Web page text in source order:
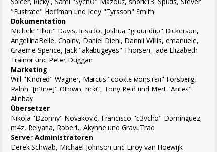
"Fustrate" Hoffman und Joey "Tyrsson" Smith
Dokumentation
Michele "Illori" Davis, Irisado, Joshua "groundup" Dickerson,
AngellinaBelle, Chainy, Daniel Diehl, Dannii Willis, emanuele,
Graeme Spence, Jack "akabugeyes" Thorsen, Jade Elizabeth
Trainor und Peter Duggan
Marketing
Will "Kindred" Wagner, Marcus "cσσкιє мσηѕтєя" Forsberg,
Ralph "[n3rve]" Otowo, rickC, Tony Reid und Mert "Antes"
Alınbay
Übersetzer
Nikola "Dzonny" Novaković, Francisco "d3vcho" Domínguez,
m4z, Relyana, Robert., Akyhne und GravuTrad
Server Administratoren
Derek Schwab, Michael Johnson und Liroy van Hoewijk